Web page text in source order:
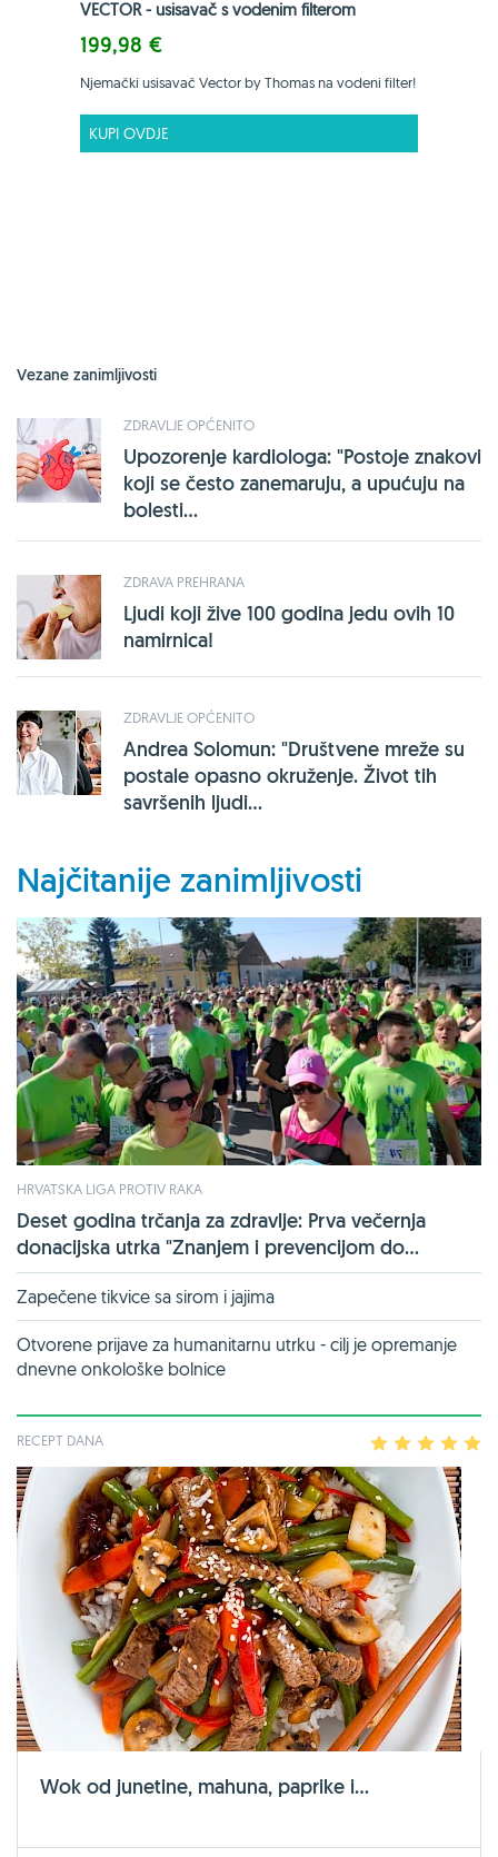
VECTOR - usisavač s vodenim filterom
199,98 €
Njemački usisavač Vector by Thomas na vodeni filter!
KUPI OVDJE
Vezane zanimljivosti
ZDRAVLJE OPĆENITO
Upozorenje kardiologa: "Postoje znakovi
koji se često zanemaruju, a upućuju na
bolesti...
ZDRAVA PREHRANA
Ljudi koji žive 100 godina jedu ovih 10
namirnica!
ZDRAVLJE OPĆENITO
Andrea Solomun: "Društvene mreže su
postale opasno okruženje. Život tih
savršenih ljudi...
Najčitanije zanimljivosti
HRVATSKA LIGA PROTIV RAKA
Deset godina trčanja za zdravlje: Prva večernja
donacijska utrka "Znanjem i prevencijom do...
Zapečene tikvice sa sirom i jajima
Otvorene prijave za humanitarnu utrku - cilj je opremanje
dnevne onkološke bolnice
RECEPT DANA 2 3 4
Wok od junetine, mahuna, paprike i...